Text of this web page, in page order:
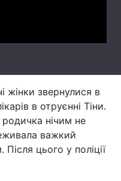
жінки звернулися в
в отруєнні Тіни.
нічим не
важкий
цього у поліції